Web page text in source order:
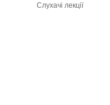
Слухачі лекції